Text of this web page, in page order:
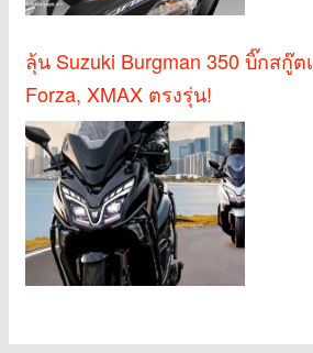
ลุ้น Suzuki Burgman 350 บิ๊กสกู๊
Forza, XMAX ตรงรุ่น!